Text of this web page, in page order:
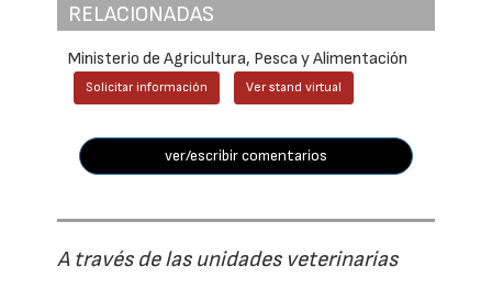
RELACIONADAS
Ministerio de Agricultura, Pesca y Alimentación
Solicitar información Ver stand virtual
ver/escribir comentarios
A través de las unidades veterinarias